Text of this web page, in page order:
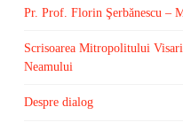
Pr. Prof. Florin Şerbănescu –
Scrisoarea Mitropolitului
Neamului
Despre dialog